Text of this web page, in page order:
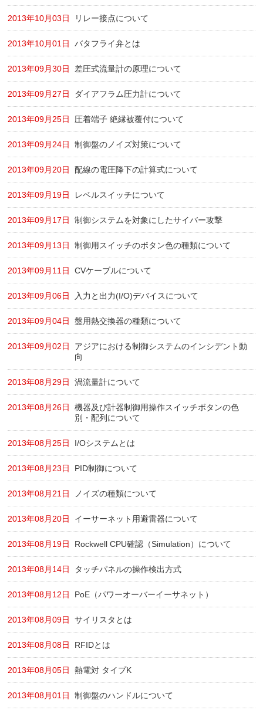
2013年10月03日 リレー接点について
2013年10月01日 バタフライ弁とは
2013年09月30日 差圧式流量計の原理について
2013年09月27日 ダイアフラム圧力計について
2013年09月25日 圧着端子 絶縁被覆付について
2013年09月24日 制御盤のノイズ対策について
2013年09月20日 配線の電圧降下の計算式について
2013年09月19日 レベルスイッチについて
2013年09月17日 制御システムを対象にしたサイバー攻撃
2013年09月13日 制御用スイッチのボタン色の種類について
2013年09月11日 CVケーブルについて
2013年09月06日 入力と出力(I/O)デバイスについて
2013年09月04日 盤用熱交換器の種類について
2013年09月02日
アジアにおける制御システムのインシデント動
向
2013年08月29日 渦流量計について
2013年08月26日
機器及び計器制御用操作スイッチボタンの色
別・配列について
2013年08月25日 I/Oシステムとは
2013年08月23日 PID制御について
2013年08月21日 ノイズの種類について
2013年08月20日 イーサーネット用避雷器について
2013年08月19日 Rockwell CPU確認（Simulation）について
2013年08月14日 タッチパネルの操作検出方式
2013年08月12日 PoE（パワーオーバーイーサネット）
2013年08月09日 サイリスタとは
2013年08月08日 RFIDとは
2013年08月05日 熱電対 タイプK
2013年08月01日 制御盤のハンドルについて